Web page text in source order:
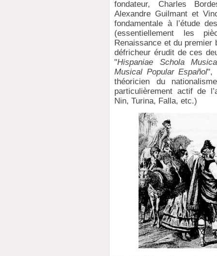
fondateur, Charles
Alexandre Guilmant et
fondamentale à l’étude
(essentiellement les
Renaissance et du premier
défricheur érudit de ces
"Hispaniae Schola
Musical Popular Español",
théoricien du
particulièrement actif de
Nin, Turina, Falla, etc.)